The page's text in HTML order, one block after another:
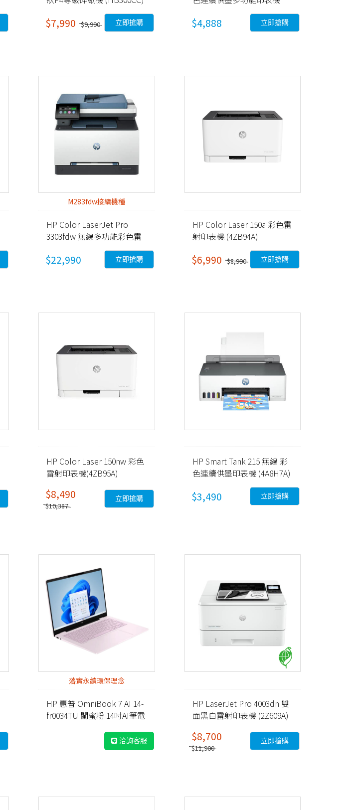
$7,990 $9,990 立即搶購 $4,888 立即搶購
M283fdw接續機種
HP Color LaserJet Pro
3303fdw 無線多功能彩色雷
射事務機 (499M8A)
$22,990 立即搶購
HP Color Laser 150a 彩色雷
射印表機 (4ZB94A)
$6,990 $8,990 立即搶購
HP Color Laser 150nw 彩色
雷射印表機(4ZB95A)
$8,490
$10,387
立即搶購
HP Smart Tank 215 無線 彩
色連續供墨印表機 (4A8H7A)
$3,490 立即搶購
落實永續環保理念
HP 惠普 OmniBook 7 AI 14-
fr0034TU 閨蜜粉 14吋AI筆電
洽詢客服
HP LaserJet Pro 4003dn 雙
面黑白雷射印表機 (2Z609A)
$8,700
$11,900
立即搶購